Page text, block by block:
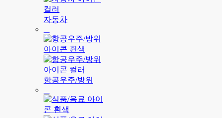
자동차
항공우주/방위